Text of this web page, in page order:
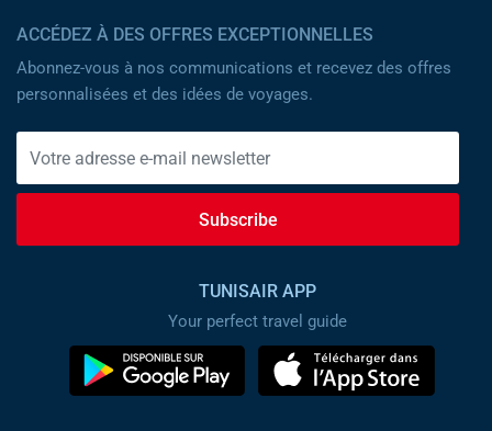
ACCÉDEZ À DES OFFRES EXCEPTIONNELLES
Abonnez-vous à nos communications et recevez des offres
personnalisées et des idées de voyages.
Subscribe
TUNISAIR APP
Your perfect travel guide